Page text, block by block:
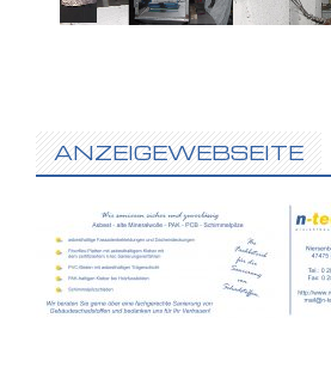
ANZEIGEWEBSEITE